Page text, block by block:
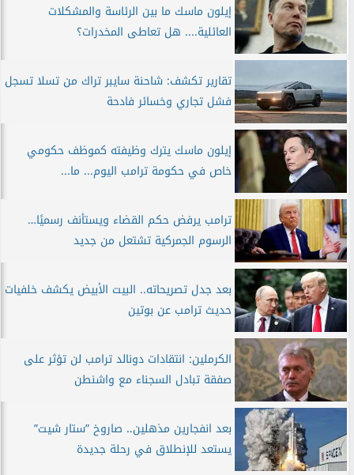
إيلون ماسك ما بين الرئاسة والمشكلات
العائلية.... هل تعاطى المخدرات؟
تقارير تكشف: شاحنة سايبر تراك من تسلا تسجل
فشل تجاري وخسائر فادحة
إيلون ماسك يترك وظيفته كموظف حكومي
خاص في حكومة ترامب اليوم... ما...
ترامب يرفض حكم القضاء ويستأنف رسميًا…
الرسوم الجمركية تشتعل من جديد
بعد جدل تصريحاته.. البيت الأبيض يكشف خلفيات
حديث ترامب عن بوتين
الكرملين: انتقادات دونالد ترامب لن تؤثر على
صفقة تبادل السجناء مع واشنطن
بعد انفجارين مذهلين.. صاروخ ”ستار شيت”
يستعد للإنطلاق في رحلة جديدة